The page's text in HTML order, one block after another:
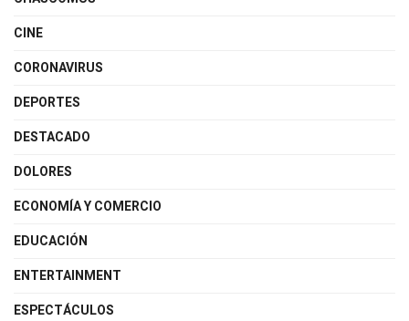
CINE
CORONAVIRUS
DEPORTES
DESTACADO
DOLORES
ECONOMÍA Y COMERCIO
EDUCACIÓN
ENTERTAINMENT
ESPECTÁCULOS